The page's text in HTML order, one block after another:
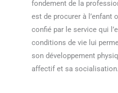
fondement de la
est de procurer à l’enfant
confié par le service qui
conditions de vie lui
son développement
affectif et sa socialisation.